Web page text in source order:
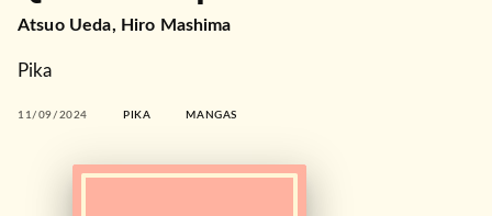
Atsuo Ueda, Hiro Mashima
Pika
11/09/2024 PIKA MANGAS